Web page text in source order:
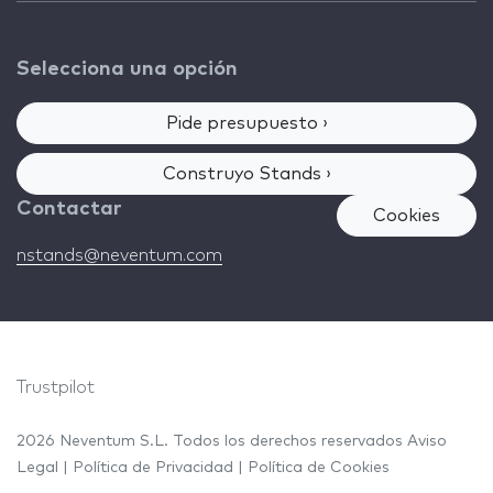
Selecciona una opción
Pide presupuesto ›
Construyo Stands ›
Contactar
nstands@neventum.com
Cookies
Trustpilot
2026 Neventum S.L. Todos los derechos reservados Aviso
Legal
Política de Privacidad Política de Cookies